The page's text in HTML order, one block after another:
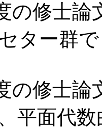
の修士
ター群
の修士
平面代